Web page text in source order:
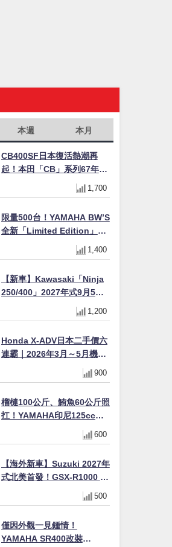
本週 本月
CB400SF日本復活熱潮再
起！本田「CB」系列67年傳
奇解密 與CBR差異一次搞懂
1,700
限量500台！YAMAHA BW’S
全新「Limited Edition」都
市探索限定色 GOOPiMADE
聯名包同步登場
1,400
【新車】Kawasaki「Ninja
250/400」2027年式9月5日
日本發售！新塗裝登場×價格
不變×輔助滑動式離合器
1,200
Honda X-ADV日本二手價六
連霸｜2026年3月～5月機車
轉售排行榜 CBR1000RR-R
FIREBLADE SP首度躋身前
900
榴槤100公斤、鮪魚60公斤照
扛！YAMAHA印尼125cc速
克達Gear Ultima 2740公里
耐操實測
600
【海外新車】Suzuki 2027年
式北美首發！GSX-R1000 40
週年紀念×SV-7GX新款跨界
車×RM-Z450 Ken Roczen
500
僅因外觀一見鍾情！
YAMAHA SR400改裝